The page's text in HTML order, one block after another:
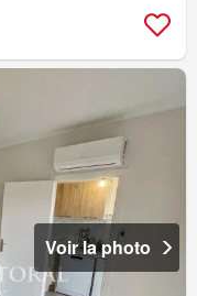
Voir la photo